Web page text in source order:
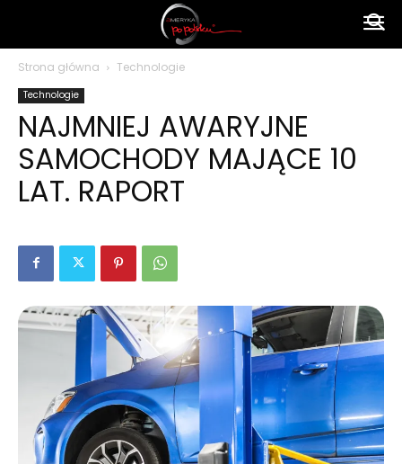
polsku
Strona główna Technologie
Technologie
NAJMNIEJ AWARYJNE
SAMOCHODY MAJĄCE 10
LAT. RAPORT